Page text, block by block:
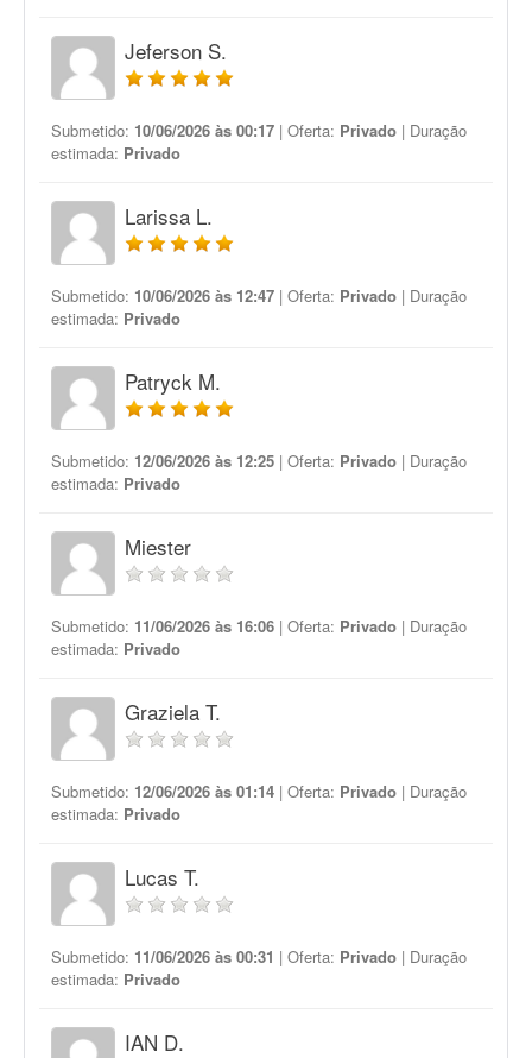
Jeferson S.
Submetido: 10/06/2026 às 00:17 | Oferta: Privado | Duração
estimada: Privado
Larissa L.
Submetido: 10/06/2026 às 12:47 | Oferta: Privado | Duração
estimada: Privado
Patryck M.
Submetido: 12/06/2026 às 12:25 | Oferta: Privado | Duração
estimada: Privado
Miester
Submetido: 11/06/2026 às 16:06 | Oferta: Privado | Duração
estimada: Privado
Graziela T.
Submetido: 12/06/2026 às 01:14 | Oferta: Privado | Duração
estimada: Privado
Lucas T.
Submetido: 11/06/2026 às 00:31 | Oferta: Privado | Duração
estimada: Privado
IAN D.